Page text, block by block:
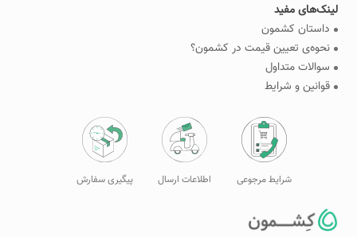
لینک‌های مفید
داستان کشمون
نحوه‌ی تعیین قیمت در کشمون؟
سوالات متداول
قوانین و شرایط
شرایط مرجوعی اطلاعات ارسال پیگیری سفارش